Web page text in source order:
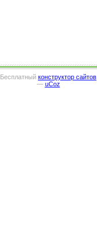
Бесплатный конструктор сайтов
— uCoz